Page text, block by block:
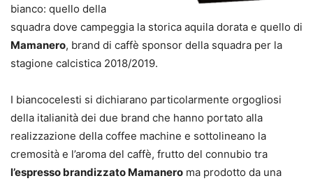
bianco: quello della
squadra dove campeggia la storica aquila dorata e quello di
Mamanero, brand di caffè sponsor della squadra per la
stagione calcistica 2018/2019.
I biancocelesti si dichiarano particolarmente orgogliosi
della italianità dei due brand che hanno portato alla
realizzazione della coffee machine e sottolineano la
cremosità e l’aroma del caffè, frutto del connubio tra
l’espresso brandizzato Mamanero ma prodotto da una